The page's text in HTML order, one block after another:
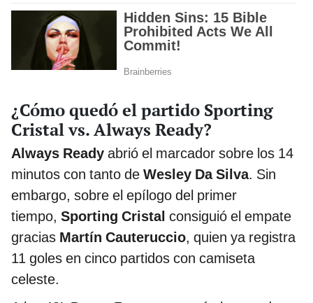
¿Cómo quedó el partido Sporting
Cristal vs. Always Ready?
Always Ready abrió el marcador sobre los 14
minutos con tanto de Wesley Da Silva. Sin
embargo, sobre el epílogo del primer
tiempo, Sporting Cristal consiguió el empate
gracias Martín Cauteruccio, quien ya registra
11 goles en cinco partidos con camiseta
celeste.